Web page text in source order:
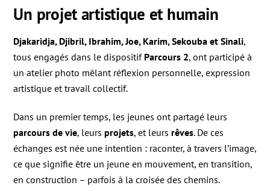
Un projet artistique et humain
Djakaridja, Djibril, Ibrahim, Joe, Karim, Sekouba et Sinali,
tous engagés dans le dispositif Parcours 2, ont participé à
un atelier photo mêlant réflexion personnelle, expression
artistique et travail collectif.
Dans un premier temps, les jeunes ont partagé leurs
parcours de vie, leursprojets, et leursrêves. De ces
échanges est née une intention : raconter, à travers l’image,
ce que signifie être un jeune en mouvement, en transition,
en construction – parfois à la croisée des chemins.